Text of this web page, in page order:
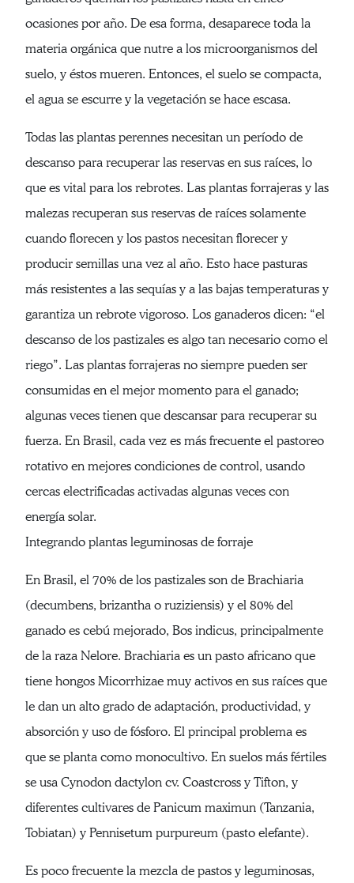
ocasiones por año. De esa forma, desaparece toda la
materia orgánica que nutre a los microorganismos del
suelo, y éstos mueren. Entonces, el suelo se compacta,
el agua se escurre y la vegetación se hace escasa.
Todas las plantas perennes necesitan un período de
descanso para recuperar las reservas en sus raíces, lo
que es vital para los rebrotes. Las plantas forrajeras y las
malezas recuperan sus reservas de raíces solamente
cuando florecen y los pastos necesitan florecer y
producir semillas una vez al año. Esto hace pasturas
más resistentes a las sequías y a las bajas temperaturas y
garantiza un rebrote vigoroso. Los ganaderos dicen: “el
descanso de los pastizales es algo tan necesario como el
riego”. Las plantas forrajeras no siempre pueden ser
consumidas en el mejor momento para el ganado;
algunas veces tienen que descansar para recuperar su
fuerza. En Brasil, cada vez es más frecuente el pastoreo
rotativo en mejores condiciones de control, usando
cercas electrificadas activadas algunas veces con
energía solar.
Integrando plantas leguminosas de forraje
En Brasil, el 70% de los pastizales son de Brachiaria
(decumbens, brizantha o ruziziensis) y el 80% del
ganado es cebú mejorado, Bos indicus, principalmente
de la raza Nelore. Brachiaria es un pasto africano que
tiene hongos Micorrhizae muy activos en sus raíces que
le dan un alto grado de adaptación, productividad, y
absorción y uso de fósforo. El principal problema es
que se planta como monocultivo. En suelos más fértiles
se usa Cynodon dactylon cv. Coastcross y Tifton, y
diferentes cultivares de Panicum maximun (Tanzania,
Tobiatan) y Pennisetum purpureum (pasto elefante).
Es poco frecuente la mezcla de pastos y leguminosas,